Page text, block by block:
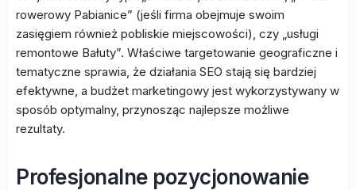
rowerowy Pabianice” (jeśli firma obejmuje swoim
zasięgiem również pobliskie miejscowości), czy „usługi
remontowe Bałuty”. Właściwe targetowanie geograficzne i
tematyczne sprawia, że działania SEO stają się bardziej
efektywne, a budżet marketingowy jest wykorzystywany w
sposób optymalny, przynosząc najlepsze możliwe
rezultaty.
Profesjonalne pozycjonowanie